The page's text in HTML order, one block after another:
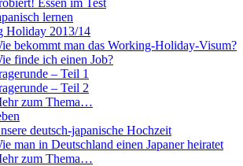
Essen im Test
lernen
Holiday 2013/14
bekommt man das Working-Holiday-Visum?
finde ich einen Job?
– Teil 1
– Teil 2
zum Thema…
deutsch-japanische Hochzeit
man in Deutschland einen Japaner heiratet
zum Thema…